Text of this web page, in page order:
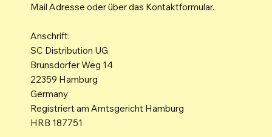
Mail Adresse oder über das Kontaktformular.
Anschrift:
SC Distribution UG
Brunsdorfer Weg 14
22359 Hamburg
Germany
Registriert am Amtsgericht Hamburg
HRB 187751